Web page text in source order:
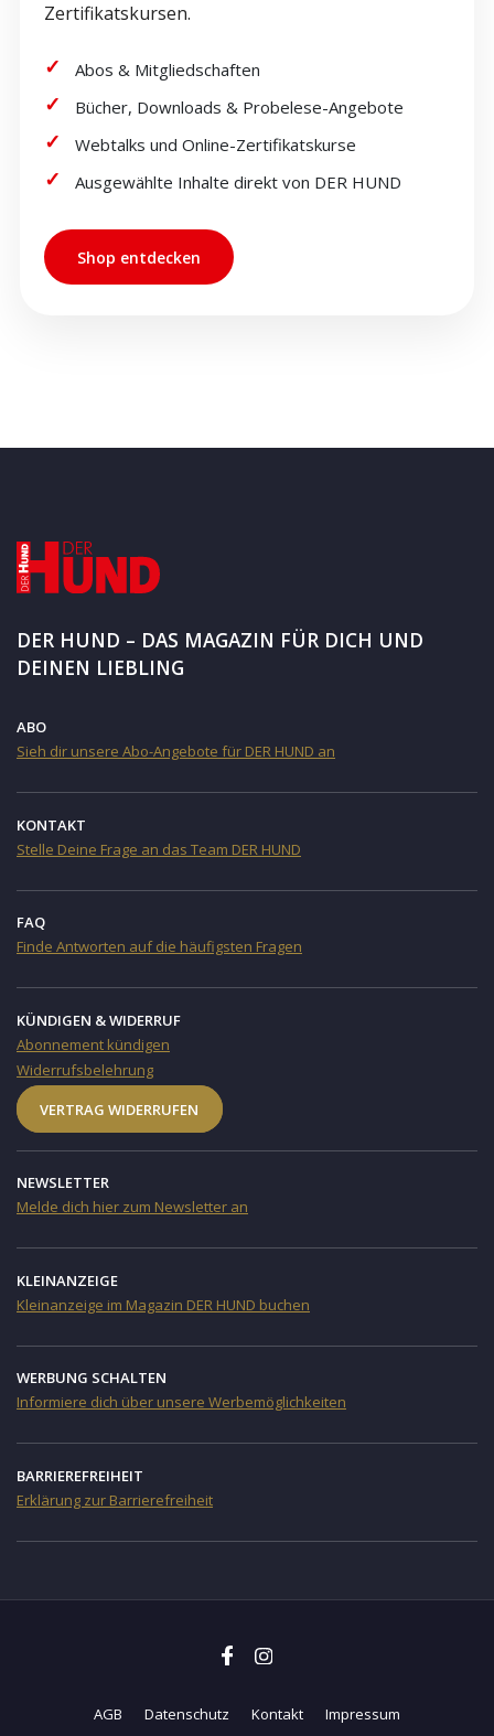
Zertifikatskursen.
Abos & Mitgliedschaften
Bücher, Downloads & Probelese-Angebote
Webtalks und Online-Zertifikatskurse
Ausgewählte Inhalte direkt von DER HUND
Shop entdecken
DER HUND – DAS MAGAZIN FÜR DICH UND
DEINEN LIEBLING
ABO
Sieh dir unsere Abo-Angebote für DER HUND an
KONTAKT
Stelle Deine Frage an das Team DER HUND
FAQ
Finde Antworten auf die häufigsten Fragen
KÜNDIGEN & WIDERRUF
Abonnement kündigen
Widerrufsbelehrung
VERTRAG WIDERRUFEN
NEWSLETTER
Melde dich hier zum Newsletter an
KLEINANZEIGE
Kleinanzeige im Magazin DER HUND buchen
WERBUNG SCHALTEN
Informiere dich über unsere Werbemöglichkeiten
BARRIEREFREIHEIT
Erklärung zur Barrierefreiheit
AGB Datenschutz Kontakt Impressum